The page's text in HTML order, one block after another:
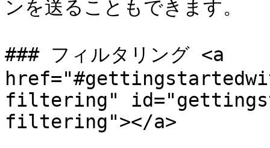
ンを送ることもできます。
### フィルタリング <a
filtering"
filtering"></a>